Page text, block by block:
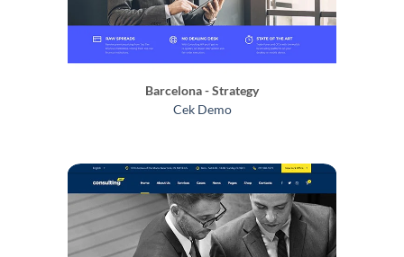
Barcelona - Strategy
Cek Demo